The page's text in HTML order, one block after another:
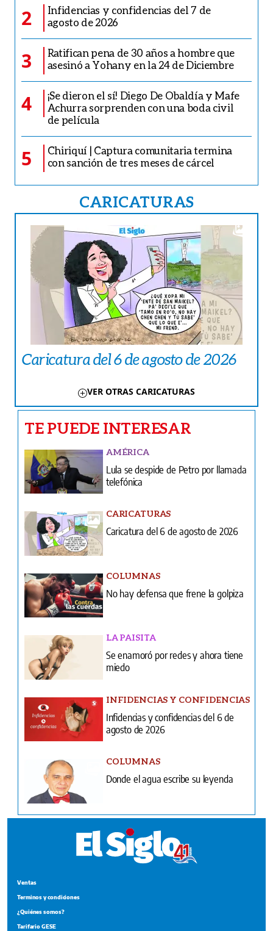
2
Infidencias y confidencias del 7 de
agosto de 2026
3
Ratifican pena de 30 años a hombre que
asesinó a Yohany en la 24 de Diciembre
4
¡Se dieron el sí! Diego De Obaldía y Mafe
Achurra sorprenden con una boda civil
de película
5
Chiriquí | Captura comunitaria termina
con sanción de tres meses de cárcel
CARICATURAS
Caricatura del 6 de agosto de 2026
VER OTRAS CARICATURAS
TE PUEDE INTERESAR
AMÉRICA
Lula se despide de Petro por llamada
telefónica
CARICATURAS
Caricatura del 6 de agosto de 2026
COLUMNAS
No hay defensa que frene la golpiza
LA PAISITA
Se enamoró por redes y ahora tiene
miedo
INFIDENCIAS Y CONFIDENCIAS
Infidencias y confidencias del 6 de
agosto de 2026
COLUMNAS
Donde el agua escribe su leyenda
Ventas
Terminos y condiciones
¿Quiénes somos?
Tarifario GESE